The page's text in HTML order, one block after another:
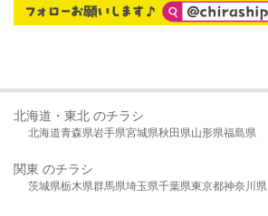
北海道・東北 のチラシ
北海道青森県岩手県宮城県秋田県山形県福島県
関東 のチラシ
茨城県栃木県群馬県埼玉県千葉県東京都神奈川県